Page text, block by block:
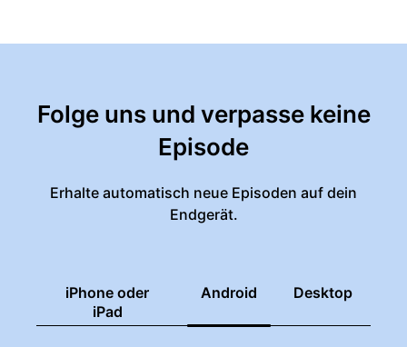
Folge uns und verpasse keine
Episode
Erhalte automatisch neue Episoden auf dein
Endgerät.
iPhone oder
iPad
Android Desktop